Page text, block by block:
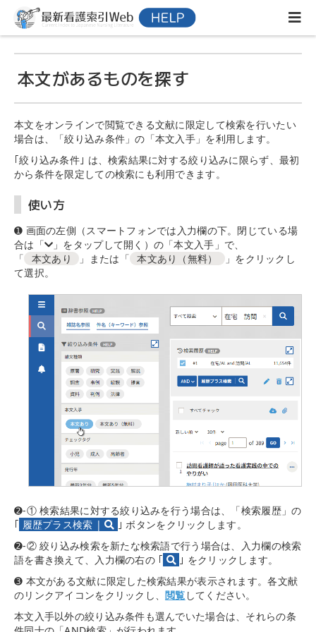
本文があるものを探す
本文をオンラインで閲覧できる文献に限定して検索を行いたい
場合は、「絞り込み条件」の「本文入手」を利用します。
｢絞り込み条件｣ は、検索結果に対する絞り込みに限らず、最初
から条件を限定しての検索にも利用できます。
使い方
➊ 画面の左側（スマートフォンでは入力欄の下。閉じている場
合は「
」をタップして開く）の「本文入手」で、
「 本文あり 」または「 本文あり（無料）
」をクリックし
て選択。
➋-① 検索結果に対する絞り込みを行う場合は、「検索履歴」の
｢ 履歴プラス検索 |
｣ ボタンをクリックします。
➋-② 絞り込み検索を新たな検索語で行う場合は、入力欄の検索
語を書き換えて、入力欄の右の ｢
｣ をクリックします。
➌ 本文がある文献に限定した検索結果が表示されます。各文献
のリンクアイコンをクリックし、閲覧 してください。
本文入手以外の絞り込み条件も選んでいた場合は、それらの条